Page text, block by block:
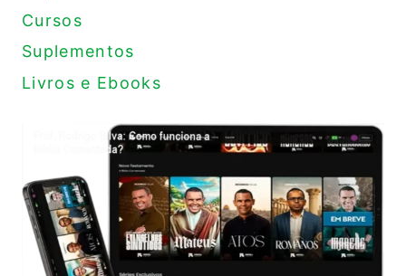
Cursos
Suplementos
Livros e Ebooks